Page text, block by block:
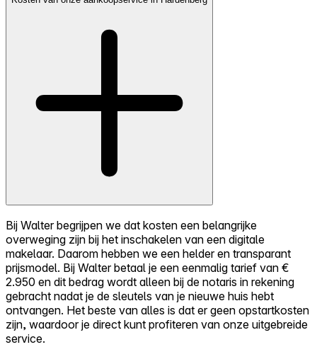
Bij Walter begrijpen we dat kosten een belangrijke
overweging zijn bij het inschakelen van een digitale
makelaar. Daarom hebben we een helder en transparant
prijsmodel. Bij Walter betaal je een eenmalig tarief van €
2.950 en dit bedrag wordt alleen bij de notaris in rekening
gebracht nadat je de sleutels van je nieuwe huis hebt
ontvangen. Het beste van alles is dat er geen opstartkosten
zijn, waardoor je direct kunt profiteren van onze uitgebreide
service.